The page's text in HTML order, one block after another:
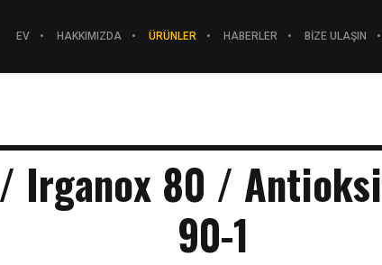
EV HAKKIMIZDA ÜRÜNLER HABERLER BIZE ULAŞIN
Irganox 80 /
90-1